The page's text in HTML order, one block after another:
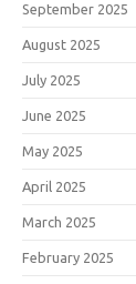
September 2025
August 2025
July 2025
June 2025
May 2025
April 2025
March 2025
February 2025